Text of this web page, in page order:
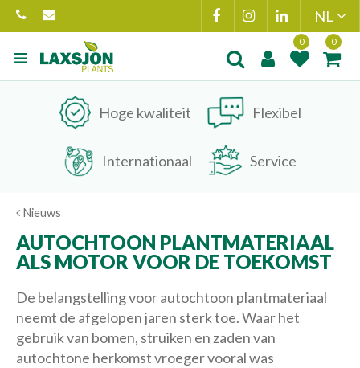
Ga
naar
content
Hoge kwaliteit Flexibel
Internationaal Service
Nieuws
aan wensenlijst
toegevoegd
AUTOCHTOON PLANTMATERIAAL
ALS MOTOR VOOR DE TOEKOMST
De belangstelling voor autochtoon plantmateriaal
neemt de afgelopen jaren sterk toe. Waar het
gebruik van bomen, struiken en zaden van
autochtone herkomst vroeger vooral was